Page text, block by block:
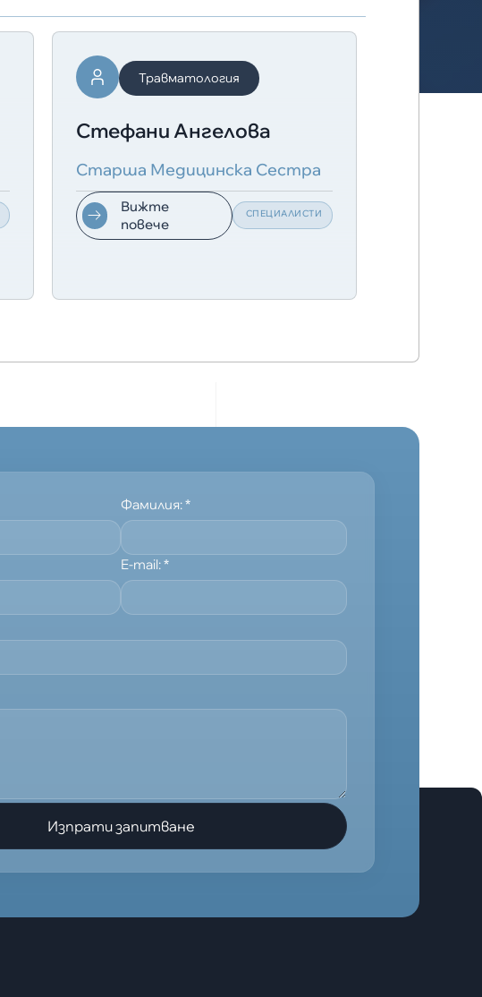
Травматология
Стефани Ангелова
Старша Медицинска Сестра
Вижте
повече
СПЕЦИАЛИСТИ
Фамилия:*
E-mail:*
Изпрати запитване